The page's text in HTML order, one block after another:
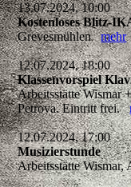
13.07.2024, 10:00
Kostenloses Blitz-
Grevesmühlenmehr
12.07.2024, 18:00
Klassenvorspiel
Arbeitsstätte Wismar
Petrova. Eintritt frei.
12.07.2024, 17:00
Musizierstunde
Arbeitsstätte